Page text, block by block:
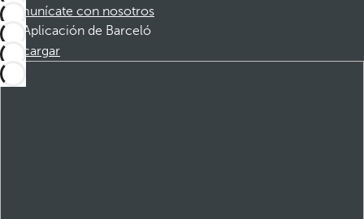
Comunícate con nosotros
Aplicación de Barceló
Descargar